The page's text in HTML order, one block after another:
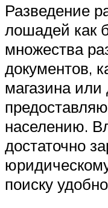
Разведение
лошадей как
множества
документов,
магазина или
населению.
достаточно
поиску